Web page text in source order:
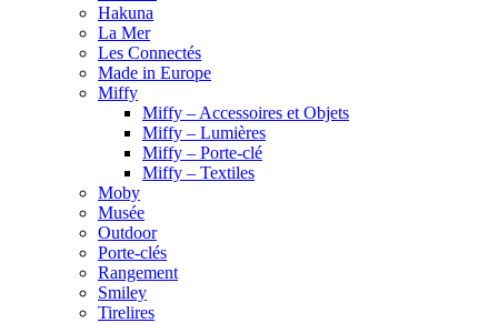
Hakuna
La Mer
Les Connectés
Made in Europe
Miffy
Miffy – Accessoires et Objets
Miffy – Lumières
Miffy – Porte-clé
Miffy – Textiles
Moby
Musée
Outdoor
Porte-clés
Rangement
Smiley
Tirelires